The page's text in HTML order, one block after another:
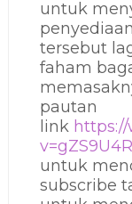
untuk
tersebut
faham
pautan
link
untuk
subscribe